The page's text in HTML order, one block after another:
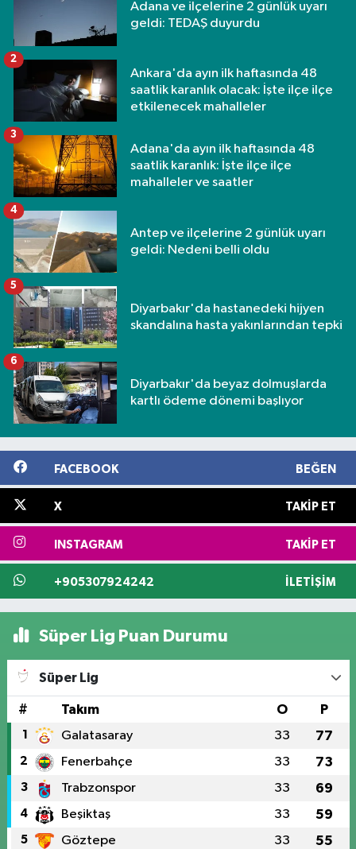
Adana ve ilçelerine 2 günlük uyarı
geldi: TEDAŞ duyurdu
Ankara'da ayın ilk haftasında 48
saatlik karanlık olacak: İşte ilçe ilçe
etkilenecek mahalleler
2
Adana'da ayın ilk haftasında 48
saatlik karanlık: İşte ilçe ilçe
mahalleler ve saatler
3
Antep ve ilçelerine 2 günlük uyarı
geldi: Nedeni belli oldu
4
Diyarbakır'da hastanedeki hijyen
skandalına hasta yakınlarından tepki
5
Diyarbakır'da beyaz dolmuşlarda
kartlı ödeme dönemi başlıyor
6
FACEBOOK BEĞEN
X TAKIP ET
INSTAGRAM TAKIP ET
+905307924242 İLETIŞIM
Süper Lig Puan Durumu
Süper Lig
# Takım O P
1 Galatasaray 33 77
2 Fenerbahçe 33 73
3 Trabzonspor 33 69
4 Beşiktaş 33 59
5 Göztepe 33 55